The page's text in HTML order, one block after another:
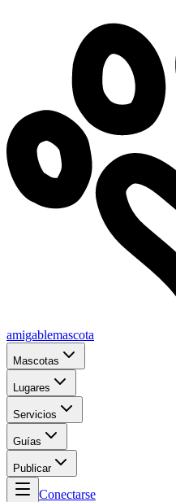
amigablemascota
Mascotas
Lugares
Servicios
Guías
Publicar
Conectarse